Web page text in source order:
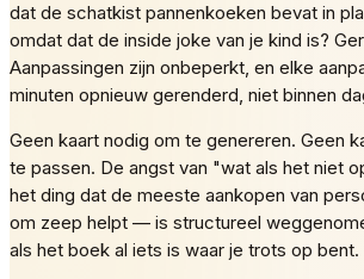
dat de schatkist pannenkoeken bevat in
omdat dat de inside joke van je kind is?
Aanpassingen zijn onbeperkt, en elke
minuten opnieuw gerenderd, niet binnen
Geen kaart nodig om te genereren. Geen
te passen. De angst van "wat als het niet
het ding dat de meeste aankopen van
om zeep helpt — is structureel
als het boek al iets is waar je trots op bent.